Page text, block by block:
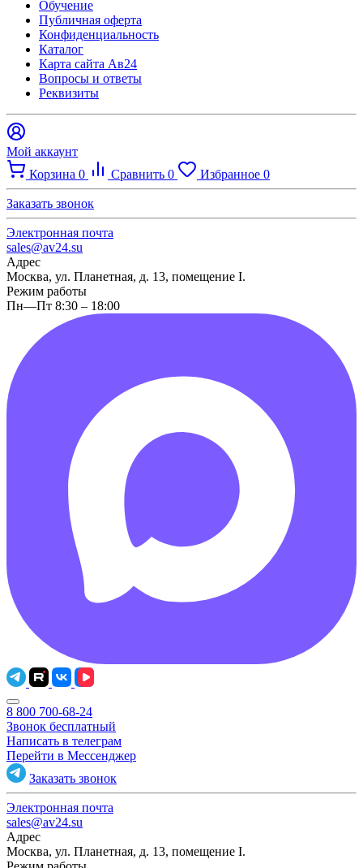
Обучение
Публичная оферта
Конфиденциальность
Каталог
Карта сайта Ав24
Вопросы и ответы
Реквизиты
Мой аккаунт
Корзина 0 Сравнить 0 Избранное 0
Заказать звонок
Электронная почта
sales@av24.su
Адрес
Москва, ул. Планетная, д. 13, помещение I.
Режим работы
Пн—Пт 8:30 – 18:00
8 800 700-68-24
Звонок бесплатный
Написать в телеграм
Перейти в Мессенджер
Заказать звонок
Электронная почта
sales@av24.su
Адрес
Москва, ул. Планетная, д. 13, помещение I.